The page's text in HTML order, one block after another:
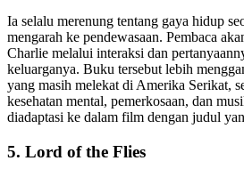
Ia selalu merenung tentang gaya hidup
mengarah ke pendewasaan. Pembaca
Charlie melalui interaksi dan
keluarganya. Buku tersebut lebih
yang masih melekat di Amerika Serikat,
kesehatan mental, pemerkosaan, dan
diadaptasi ke dalam film dengan judul
5. Lord of the Flies